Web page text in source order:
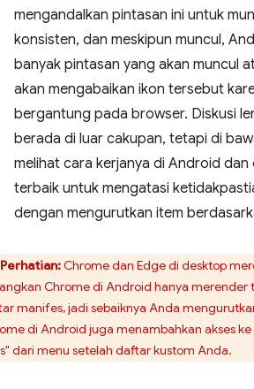
mengandalkan pintasan ini untuk
konsisten, dan meskipun muncul,
banyak pintasan yang akan muncul
akan mengabaikan ikon tersebut
bergantung pada browser. Diskusi
berada di luar cakupan, tetapi di
melihat cara kerjanya di Android
terbaik untuk mengatasi
dengan mengurutkan item
Perhatian:Chrome dan Edge di desktop
Chrome di Android hanya
manifes, jadi sebaiknya Anda
di Android juga menambahkan akses
dari menu setelah daftar kustom Anda.